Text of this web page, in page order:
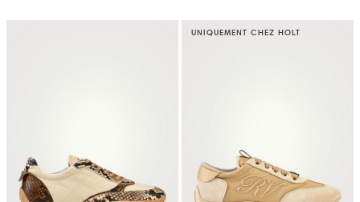
UNIQUEMENT CHEZ HOLT